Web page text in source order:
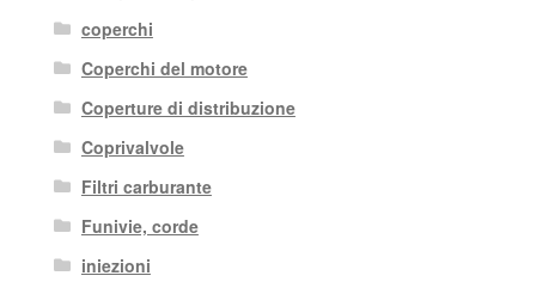
coperchi
Coperchi del motore
Coperture di distribuzione
Coprivalvole
Filtri carburante
Funivie, corde
iniezioni